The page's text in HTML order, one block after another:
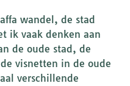
wandel, de stad
ik vaak denken aan
de oude stad, de
visnetten in de oude
verschillende